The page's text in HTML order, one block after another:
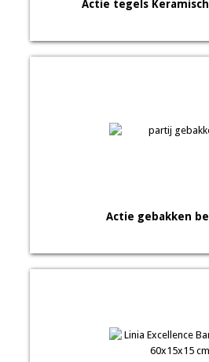
Actie tegels
Actie gebakken